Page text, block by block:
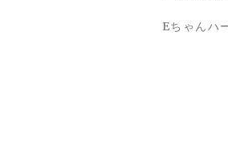
Eちゃんハ